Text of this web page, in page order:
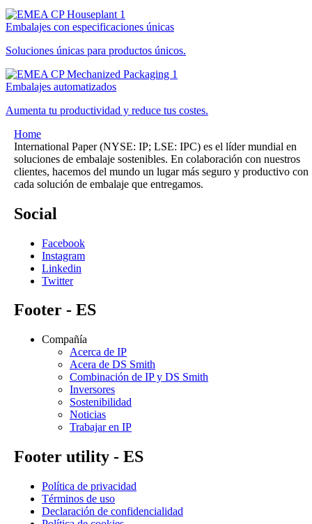
Embalajes con especificaciones únicas
Soluciones únicas para productos únicos.
Embalajes automatizados
Aumenta tu productividad y reduce tus costes.
Home
International Paper (NYSE: IP; LSE: IPC) es el líder mundial en
soluciones de embalaje sostenibles. En colaboración con nuestros
clientes, hacemos del mundo un lugar más seguro y productivo con
cada solución de embalaje que entregamos.
Social
Facebook
Instagram
Linkedin
Twitter
Footer - ES
Compañía
Acerca de IP
Acera de DS Smith
Combinación de IP y DS Smith
Inversores
Sostenibilidad
Noticias
Trabajar en IP
Footer utility - ES
Política de privacidad
Términos de uso
Declaración de confidencialidad